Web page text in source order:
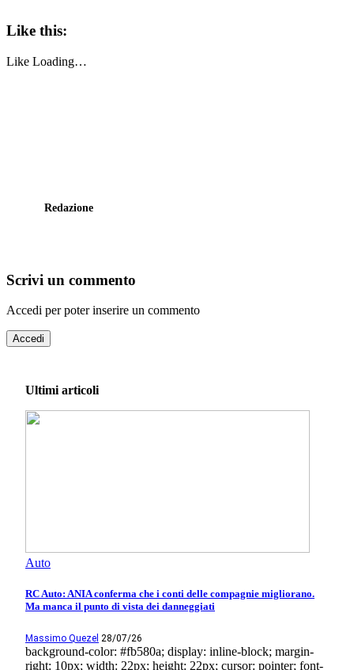
Like this:
Like Loading…
Redazione
Scrivi un commento
Accedi per poter inserire un commento
Accedi
Ultimi articoli
Auto
RC Auto: ANIA conferma che i conti delle compagnie migliorano.
Ma manca il punto di vista dei danneggiati
Massimo Quezel 28/07/26
background-color: #fb580a; display: inline-block; margin-
right: 10px; width: 22px; height: 22px; cursor: pointer; font-